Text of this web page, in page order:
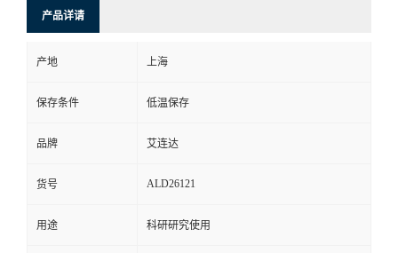
产品详请
产地 上海
保存条件 低温保存
品牌 艾连达
货号 ALD26121
用途 科研研究使用